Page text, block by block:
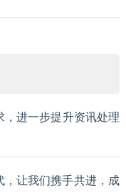
进一步提升资讯处理
让我们携手共进，成